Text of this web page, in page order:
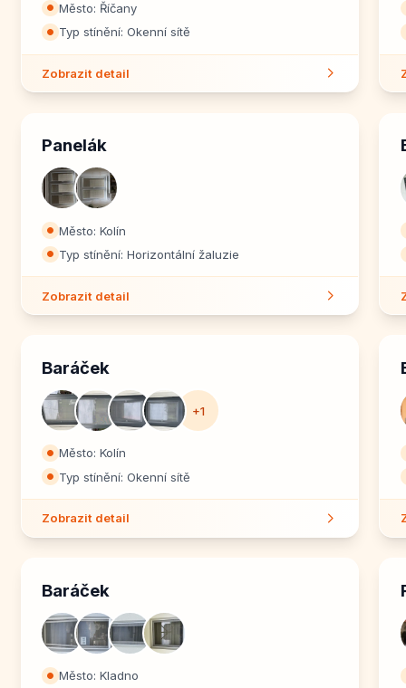
⏺ Město: Říčany
⏺ Typ stínění: Okenní sítě
Zobrazit detail
Panelák
⏺ Město: Kolín
⏺ Typ stínění: Horizontální žaluzie
Zobrazit detail
Baráček
+1
⏺ Město: Kolín
⏺ Typ stínění: Okenní sítě
Zobrazit detail
Baráček
⏺ Město: Kladno